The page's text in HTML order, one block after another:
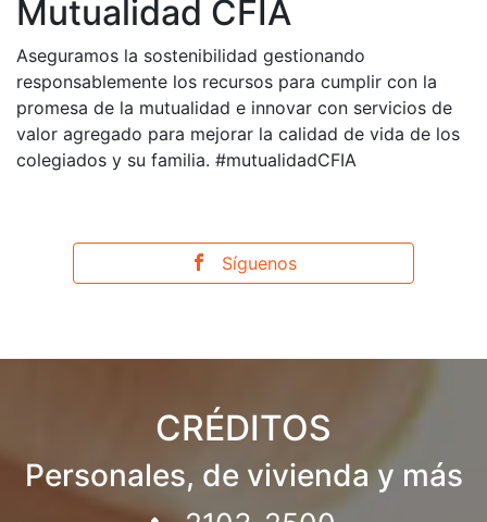
Mutualidad CFIA
Aseguramos la sostenibilidad gestionando
responsablemente los recursos para cumplir con la
promesa de la mutualidad e innovar con servicios de
valor agregado para mejorar la calidad de vida de los
colegiados y su familia. #mutualidadCFIA
Síguenos
CRÉDITOS
Personales, de vivienda y más